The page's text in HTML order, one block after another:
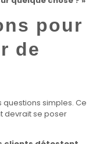
pour
de
questions simples. Ce
devrait se poser